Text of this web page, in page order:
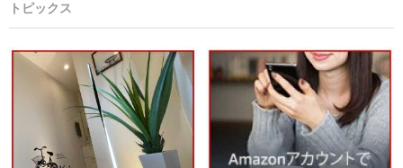
トピックス